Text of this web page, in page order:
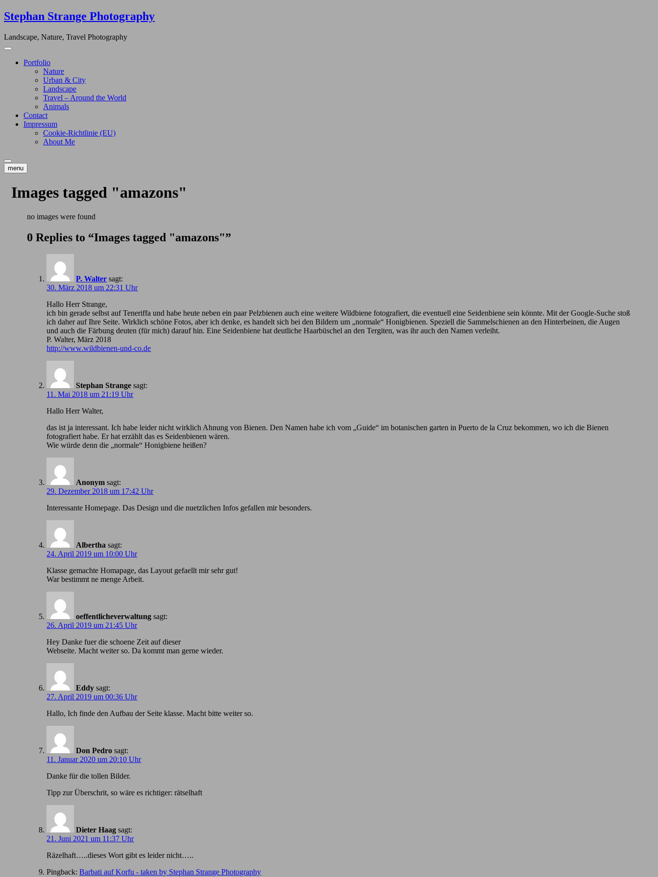
Skip
to
Stephan Strange Photography
Landscape, Nature, Travel Photography
Portfolio
Nature
Urban & City
Landscape
Travel – Around the World
Animals
Contact
Impressum
Cookie-Richtlinie (EU)
About Me
menu
Images tagged "amazons"
no images were found
0 Replies to “Images tagged "amazons"”
P. Walter sagt:
30. März 2018 um 22:31 Uhr
Hallo Herr Strange,
ich bin gerade selbst auf Teneriffa und habe heute neben ein paar Pelzbienen auch eine weitere Wildbiene fotografiert, die eventuell eine Seidenbiene sein könnte. Mit der Google-Suche stoß
ich daher auf Ihre Seite. Wirklich schöne Fotos, aber ich denke, es handelt sich bei den Bildern um „normale“ Honigbienen. Speziell die Sammelschienen an den Hinterbeinen, die Augen
und auch die Färbung deuten (für mich) darauf hin. Eine Seidenbiene hat deutliche Haarbüschel an den Tergiten, was ihr auch den Namen verleiht.
P. Walter, März 2018
http://www.wildbienen-und-co.de
Stephan Strange sagt:
11. Mai 2018 um 21:19 Uhr
Hallo Herr Walter,
das ist ja interessant. Ich habe leider nicht wirklich Ahnung von Bienen. Den Namen habe ich vom „Guide“ im botanischen garten in Puerto de la Cruz bekommen, wo ich die Bienen
fotografiert habe. Er hat erzählt das es Seidenbienen wären.
Wie würde denn die „normale“ Honigbiene heißen?
Anonym sagt:
29. Dezember 2018 um 17:42 Uhr
Іnteressante Homepage. Das Design und die nuetzlichen Infos gefallen mir besonders.
Albertha sagt:
24. April 2019 um 10:00 Uhr
Klasse gemachte Homapage, das Layout gefaellt mir sehr gut!
War bestimmt ne menge Arbeit.
oeffentlicheverwaltung sagt:
26. April 2019 um 21:45 Uhr
Hey Danke fuer die schoene Zeit auf dieser
Webseite. Macht weiter so. Da kommt man gerne wieder.
Eddy sagt:
27. April 2019 um 00:36 Uhr
Hallo, Ich finde den Aufbau der Seite klasse. Macht bitte weiter so.
Don Pedro sagt:
11. Januar 2020 um 20:10 Uhr
Danke für die tollen Bilder.
Tipp zur Überschrit, so wäre es richtiger: rätselhaft
Dieter Haag sagt:
21. Juni 2021 um 11:37 Uhr
Räzelhaft…..dieses Wort gibt es leider nicht…..
Pingback:Barbati auf Korfu - taken by Stephan Strange Photography